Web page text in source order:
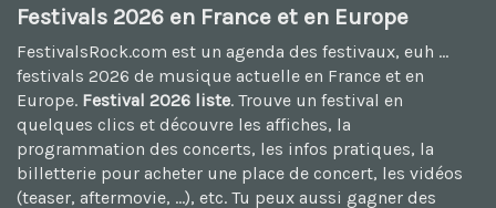
Festivals 2026 en France et en Europe
FestivalsRock.com est un agenda des festivaux, euh ...
festivals 2026 de musique actuelle en France et en
Europe. Festival 2026 liste. Trouve un festival en
quelques clics et découvre les affiches, la
programmation des concerts, les infos pratiques, la
billetterie pour acheter une place de concert, les vidéos
(teaser, aftermovie, ...), etc. Tu peux aussi gagner des